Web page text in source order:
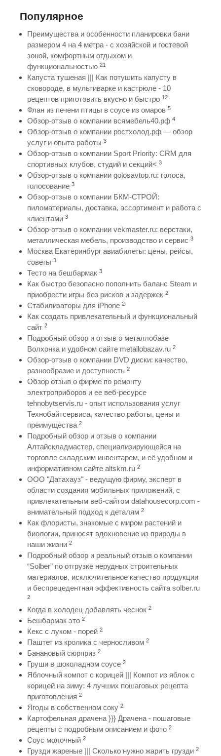
Популярное
Преимущества и особенности планировки бани
размером 4 на 4 метра - с хозяйской и гостевой
зоной, комфортным отдыхом и
функциональностью 21
Капуста тушеная ||| Как потушить капусту в
сковороде, в мультиварке и кастрюле - 10
рецептов приготовить вкусно и быстро 12
Флан из печени птицы в соусе из омаров 5
Обзор-отзыв о компании всямебель40.рф 4
Обзор-отзыв о компании ростхолод.рф — обзор
услуг и опыта работы 3
Обзор-отзыв о компании Sport Priority: CRM для
спортивных клубов, студий и секций< 3
Обзор-отзыв о компании golosavtop.ru: голоса,
голосование 3
Обзор-отзыв о компании БКМ-СТРОЙ:
пиломатериалы, доставка, ассортимент и работа с
клиентами 3
Обзор-отзыв о компании vekmaster.ru: верстаки,
металлическая мебель, производство и сервис 3
Москва Екатеринбург авиабилеты: цены, рейсы,
советы 3
Тесто на бешбармак 3
Как быстро безопасно пополнить баланс Steam и
приобрести игры без рисков и задержек 2
Стабилизаторы для iPhone 2
Как создать привлекательный и функциональный
сайт 2
Подробный обзор и отзыв о металлобазе
Волхонка и удобном сайте metallobazav.ru 2
Обзор-отзыв о компании DVD диски: качество,
разнообразие и доступность 2
Обзор отзыв о фирме по ремонту
электроприборов и ее веб-ресурсе
tehnobytservis.ru - опыт использования услуг
Технобайтсервиса, качество работы, цены и
преимущества 2
Подробный обзор и отзыв о компании
Алтайскладмастер, специализирующейся на
торговле складским инвентарем, и её удобном и
информативном сайте altskm.ru 2
ООО "Датахауз" - ведущую фирму, эксперт в
области создания мобильных приложений, с
привлекательным веб-сайтом datahousecorp.com -
внимательный подход к деталям 2
Как флористы, знакомые с миром растений и
биологии, приносят вдохновение из природы в
наши жизни 2
Подробный обзор и реальный отзыв о компании
“Solber” по отгрузке нерудных строительных
материалов, исключительное качество продукции
и беспрецедентная эффективность сайта solber.ru
2
Когда в холодец добавлять чеснок 2
Бешбармак это 2
Кекс с луком - порей 2
Паштет из кролика с черносливом 2
Банановый сюрприз 2
Груши в шоколадном соусе 2
Яблочный компот с корицей ||| Компот из яблок с
корицей на зиму: 4 лучших пошаговых рецепта
приготовления 2
Ягоды в собственном соку 2
Картофельная драчена }}} Драчена - пошаговые
рецепты с подробным описанием и фото 2
Соус молочный 2
Грузди жареные ||| Сколько нужно жарить грузди 2